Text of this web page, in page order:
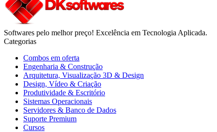
Softwares pelo melhor preço! Excelência em Tecnologia Aplicada.
Categorias
Combos em oferta
Engenharia & Construção
Arquitetura, Visualização 3D & Design
Design, Vídeo & Criação
Produtividade & Escritório
Sistemas Operacionais
Servidores & Banco de Dados
Suporte Premium
Cursos